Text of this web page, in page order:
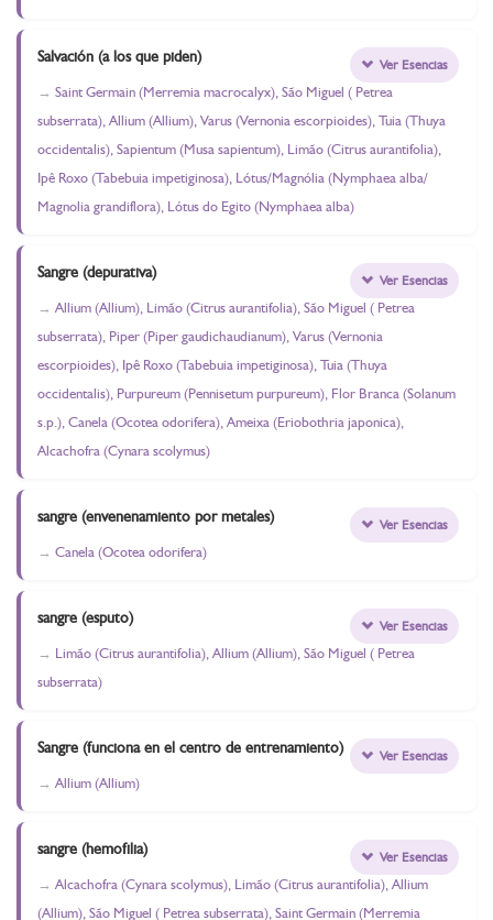
Salvación (a los que piden)
Saint Germain (Merremia macrocalyx), São Miguel ( Petrea
subserrata), Allium (Allium), Varus (Vernonia escorpioides), Tuia (Thuya
occidentalis), Sapientum (Musa sapientum), Limão (Citrus aurantifolia),
Ipê Roxo (Tabebuia impetiginosa), Lótus/Magnólia (Nymphaea alba/
Magnolia grandiflora), Lótus do Egito (Nymphaea alba)
Ver Esencias
Sangre (depurativa)
Allium (Allium), Limão (Citrus aurantifolia), São Miguel ( Petrea
subserrata), Piper (Piper gaudichaudianum), Varus (Vernonia
escorpioides), Ipê Roxo (Tabebuia impetiginosa), Tuia (Thuya
occidentalis), Purpureum (Pennisetum purpureum), Flor Branca (Solanum
s.p.), Canela (Ocotea odorifera), Ameixa (Eriobothria japonica),
Alcachofra (Cynara scolymus)
Ver Esencias
sangre (envenenamiento por metales)
Canela (Ocotea odorifera)
Ver Esencias
sangre (esputo)
Limão (Citrus aurantifolia), Allium (Allium), São Miguel ( Petrea
subserrata)
Ver Esencias
Sangre (funciona en el centro de entrenamiento)
Allium (Allium)
Ver Esencias
sangre (hemofilia)
Alcachofra (Cynara scolymus), Limão (Citrus aurantifolia), Allium
(Allium), São Miguel ( Petrea subserrata), Saint Germain (Merremia
Ver Esencias